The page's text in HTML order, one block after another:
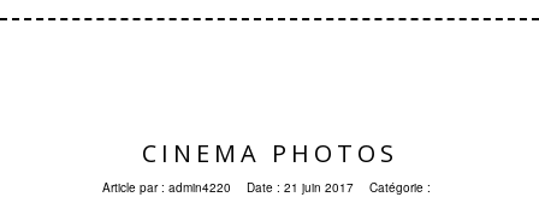
CINEMA PHOTOS
Article par : admin4220 Date : 21 juin 2017 Catégorie :